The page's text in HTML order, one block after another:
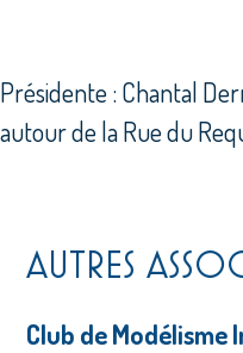
Présidente : Chantal
autour de la Rue du
AUTRES
Club de Modélisme